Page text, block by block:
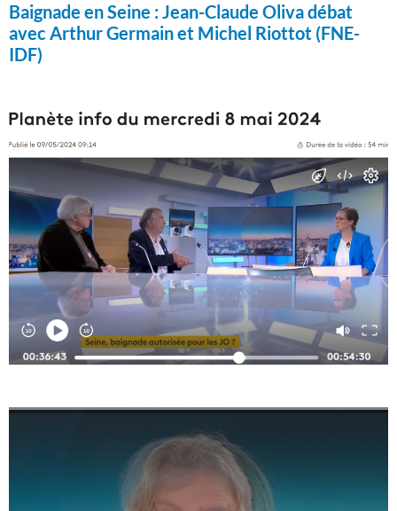
Baignade en Seine :Jean-Claude Oliva débat
avec Arthur Germain et Michel Riottot (FNE-
IDF)